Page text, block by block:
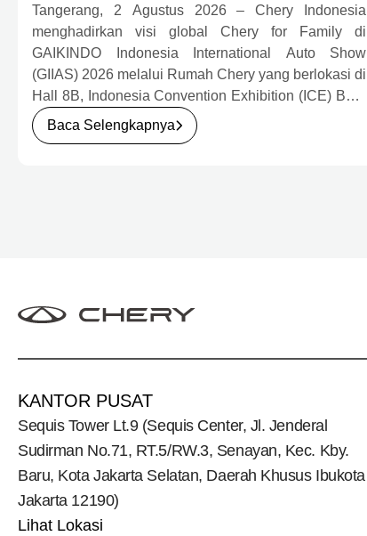
LENGKAP DAN PROGRAM
APRESIASI KONSUMEN
BERNILAI HAMPIR RP1 MILIAR
Tangerang, 2 Agustus 2026 – Chery Indonesia
menghadirkan visi global Chery for Family di
GAIKINDO Indonesia International Auto Show
(GIIAS) 2026 melalui Rumah Chery yang berlokasi di
Hall 8B, Indonesia Convention Exhibition (ICE) BSD
City. Mengusung konsep rumah yang hangat dan
inklusif, Chery menghadirkan pengalaman
Baca Selengkapnya
KANTOR PUSAT
Sequis Tower Lt.9 (Sequis Center, Jl. Jenderal
Sudirman No.71, RT.5/RW.3, Senayan, Kec. Kby.
Baru, Kota Jakarta Selatan, Daerah Khusus Ibukota
Jakarta 12190)
Lihat Lokasi